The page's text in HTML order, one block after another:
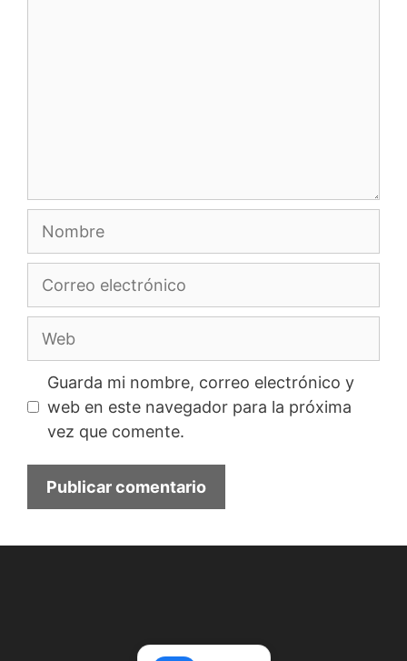
Correo
electrónico
Guarda mi nombre, correo electrónico y
web en este navegador para la próxima
vez que comente.